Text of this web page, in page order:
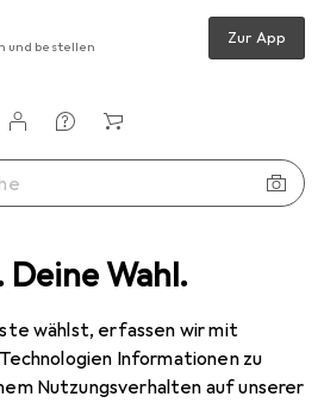
Wahl.
wählst, erfassen wir mit
Informationen zu
Nutzungsverhalten auf unserer
und bestellen Zur App
Ladung elektrisch 80cm, weiss/silber